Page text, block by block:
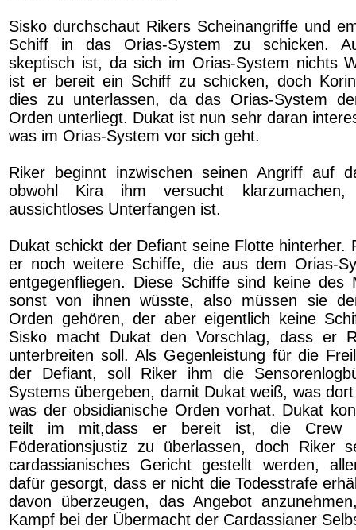
Sisko durchschaut Rikers Scheinangriffe und
Schiff in das Orias-System zu schicken.
skeptisch ist, da sich im Orias-System nichts
ist er bereit ein Schiff zu schicken, doch
dies zu unterlassen, da das Orias-System
Orden unterliegt. Dukat ist nun sehr daran
was im Orias-System vor sich geht.
Riker beginnt inzwischen seinen Angriff auf
obwohl Kira ihm versucht
aussichtloses Unterfangen ist.
Dukat schickt der Defiant seine Flotte hinterher.
er noch weitere Schiffe, die aus dem Orias-
entgegenfliegen. Diese Schiffe sind keine des
sonst von ihnen wüsste, also müssen sie
Orden gehören, der aber eigentlich keine
Sisko macht Dukat den Vorschlag, dass er
unterbreiten soll. Als Gegenleistung für die
der Defiant, soll Riker ihm die
Systems übergeben, damit Dukat weiß, was
was der obsidianische Orden vorhat. Dukat
teilt im mit,dass er bereit ist, die Crew
Föderationsjustiz zu überlassen, doch Riker
cardassianisches Gericht gestellt werden,
dafür gesorgt, dass er nicht die Todesstrafe
davon überzeugen, das Angebot
Kampf bei der Übermacht der Cardassianer